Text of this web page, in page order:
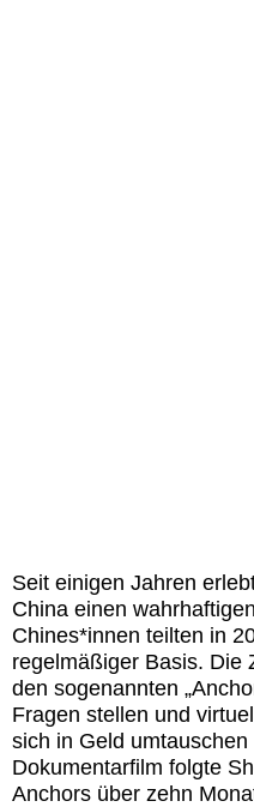
Seit einigen Jahren
China einen
Chines*innen teilten in
regelmäßiger Basis. Die
den sogenannten
Fragen stellen und
sich in Geld
Dokumentarfilm folgte
Anchors über zehn